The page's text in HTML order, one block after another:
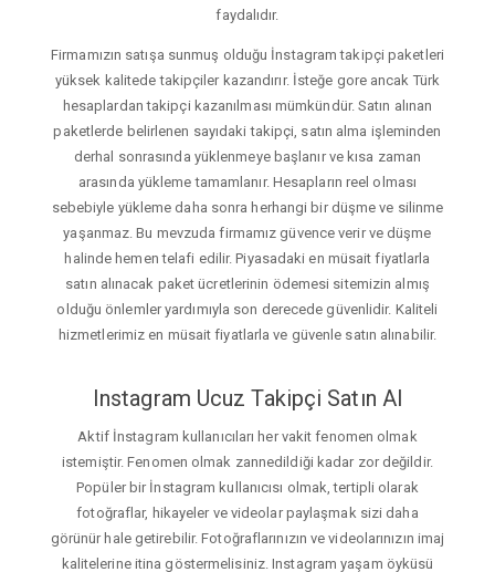
faydalıdır.
Firmamızın satışa sunmuş olduğu İnstagram takipçi paketleri
yüksek kalitede takipçiler kazandırır. İsteğe gore ancak Türk
hesaplardan takipçi kazanılması mümkündür. Satın alınan
paketlerde belirlenen sayıdaki takipçi, satın alma işleminden
derhal sonrasında yüklenmeye başlanır ve kısa zaman
arasında yükleme tamamlanır. Hesapların reel olması
sebebiyle yükleme daha sonra herhangi bir düşme ve silinme
yaşanmaz. Bu mevzuda firmamız güvence verir ve düşme
halinde hemen telafi edilir. Piyasadaki en müsait fiyatlarla
satın alınacak paket ücretlerinin ödemesi sitemizin almış
olduğu önlemler yardımıyla son derecede güvenlidir. Kaliteli
hizmetlerimiz en müsait fiyatlarla ve güvenle satın alınabilir.
Instagram Ucuz Takipçi Satın Al
Aktif İnstagram kullanıcıları her vakit fenomen olmak
istemiştir. Fenomen olmak zannedildiği kadar zor değildir.
Popüler bir İnstagram kullanıcısı olmak, tertipli olarak
fotoğraflar, hikayeler ve videolar paylaşmak sizi daha
görünür hale getirebilir. Fotoğraflarınızın ve videolarınızın imaj
kalitelerine itina göstermelisiniz. Instagram yaşam öyküsü